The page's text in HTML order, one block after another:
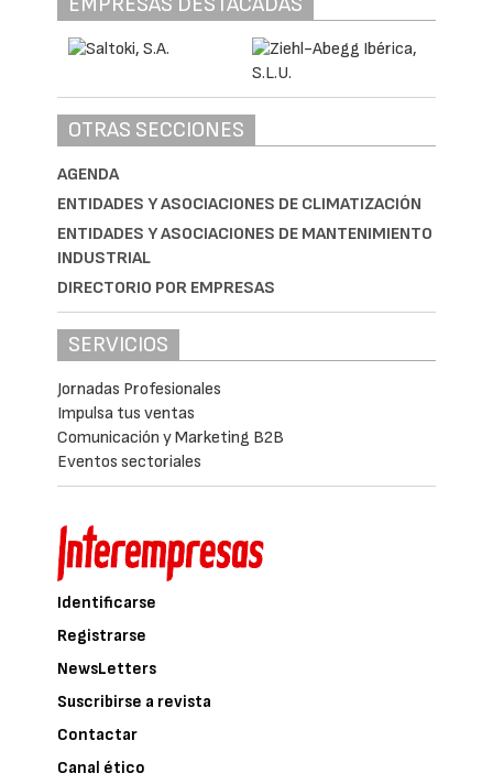
OTRAS SECCIONES
AGENDA
ENTIDADES Y ASOCIACIONES DE CLIMATIZACIÓN
ENTIDADES Y ASOCIACIONES DE MANTENIMIENTO
INDUSTRIAL
DIRECTORIO POR EMPRESAS
SERVICIOS
Jornadas Profesionales
Impulsa tus ventas
Comunicación y Marketing B2B
Eventos sectoriales
Identificarse
Registrarse
NewsLetters
Suscribirse a revista
Contactar
Canal ético